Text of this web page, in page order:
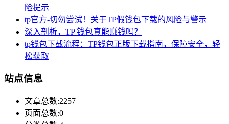
险提示
tp官方-切勿尝试！关于TP假钱包下载的风险与警示
深入剖析，TP 钱包真能赚钱吗？
tp钱包下载流程：TP钱包正版下载指南，保障安全，轻
松获取
站点信息
文章总数:2257
页面总数:0